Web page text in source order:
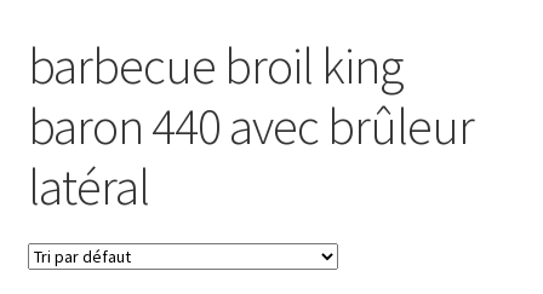
barbecue broil king
baron 440 avec brûleur
latéral